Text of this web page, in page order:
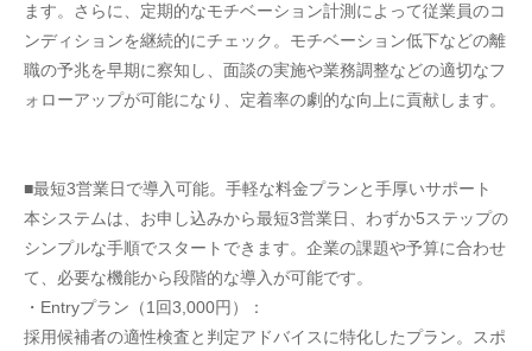
ます。さらに、定期的なモチベーション計測によって従業員のコ
ンディションを継続的にチェック。モチベーション低下などの離
職の予兆を早期に察知し、面談の実施や業務調整などの適切なフ
ォローアップが可能になり、定着率の劇的な向上に貢献します。
■最短3営業日で導入可能。手軽な料金プランと手厚いサポート
本システムは、お申し込みから最短3営業日、わずか5ステップの
シンプルな手順でスタートできます。企業の課題や予算に合わせ
て、必要な機能から段階的な導入が可能です。
・Entryプラン（1回3,000円）：
採用候補者の適性検査と判定アドバイスに特化したプラン。スポ